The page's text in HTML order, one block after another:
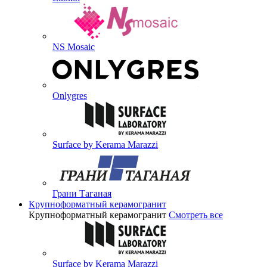
NS Mosaic
Onlygres
Surface by Kerama Marazzi
Грани Таганая
Крупноформатный керамогранит
Крупноформатный керамогранит Смотреть все
Surface by Kerama Marazzi